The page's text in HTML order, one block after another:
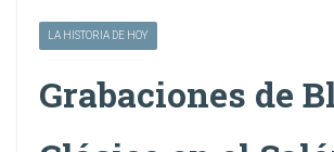
LA HISTORIA DE HOY
Grabaciones de